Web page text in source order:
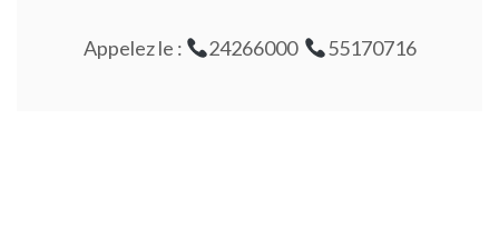
Appelez le : 24266000 55170716